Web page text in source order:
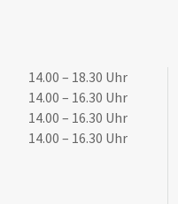
Nachmittag
14.00 – 18.30 Uhr
14.00 – 16.30 Uhr
14.00 – 16.30 Uhr
14.00 – 16.30 Uhr